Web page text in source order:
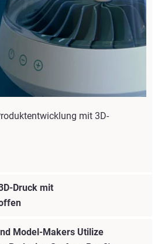
mit 3D-
Druck mit
Model-Makers Utilize